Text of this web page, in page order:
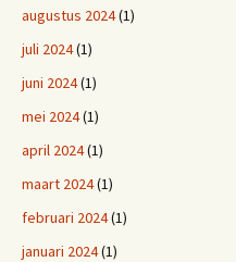
augustus 2024(1)
juli 2024(1)
juni 2024(1)
mei 2024(1)
april 2024(1)
maart 2024(1)
februari 2024(1)
januari 2024(1)